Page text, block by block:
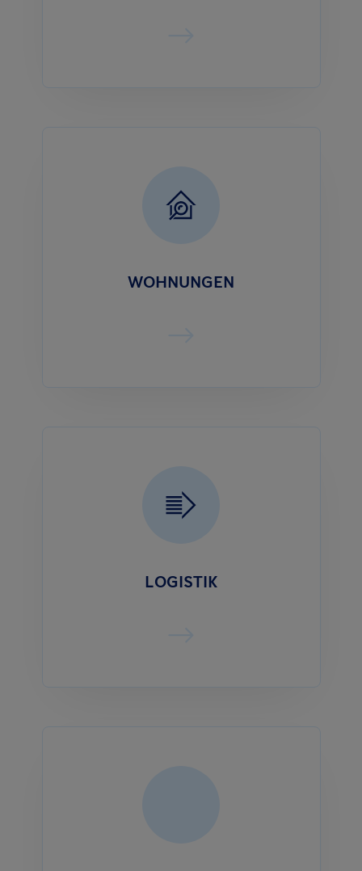
WOHNUNGEN
LOGISTIK